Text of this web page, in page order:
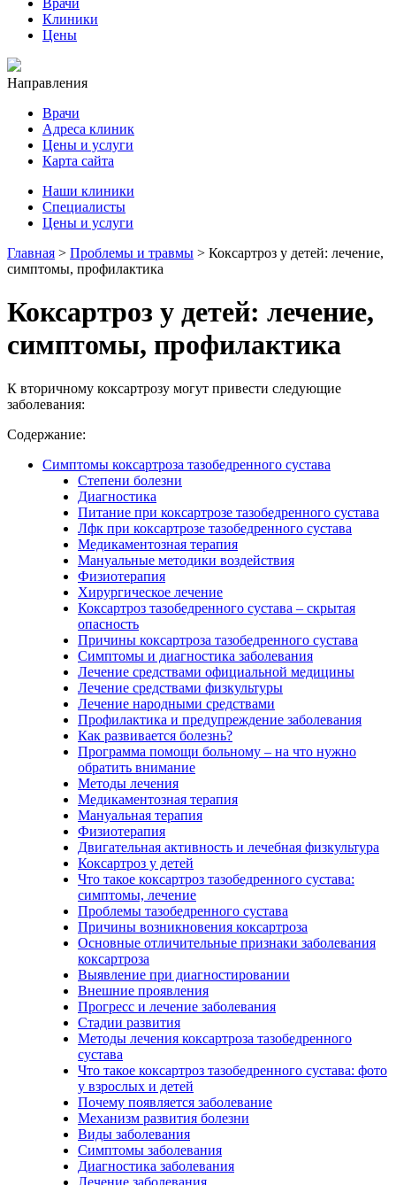
Врачи
Клиники
Цены
Направления
Врачи
Адреса клиник
Цены и услуги
Карта сайта
Наши клиники
Специалисты
Цены и услуги
Главная > Проблемы и травмы > Коксартроз у детей: лечение,
симптомы, профилактика
Коксартроз у детей: лечение,
симптомы, профилактика
К вторичному коксартрозу могут привести следующие
заболевания:
Содержание:
Симптомы коксартроза тазобедренного сустава
Степени болезни
Диагностика
Питание при коксартрозе тазобедренного сустава
Лфк при коксартрозе тазобедренного сустава
Медикаментозная терапия
Мануальные методики воздействия
Физиотерапия
Хирургическое лечение
Коксартроз тазобедренного сустава – скрытая
опасность
Причины коксартроза тазобедренного сустава
Симптомы и диагностика заболевания
Лечение средствами официальной медицины
Лечение средствами физкультуры
Лечение народными средствами
Профилактика и предупреждение заболевания
Как развивается болезнь?
Программа помощи больному – на что нужно
обратить внимание
Методы лечения
Медикаментозная терапия
Мануальная терапия
Физиотерапия
Двигательная активность и лечебная физкультура
Коксартроз у детей
Что такое коксартроз тазобедренного сустава:
симптомы, лечение
Проблемы тазобедренного сустава
Причины возникновения коксартроза
Основные отличительные признаки заболевания
коксартроза
Выявление при диагностировании
Внешние проявления
Прогресс и лечение заболевания
Стадии развития
Методы лечения коксартроза тазобедренного
сустава
Что такое коксартроз тазобедренного сустава: фото
у взрослых и детей
Почему появляется заболевание
Механизм развития болезни
Виды заболевания
Симптомы заболевания
Диагностика заболевания
Лечение заболевания